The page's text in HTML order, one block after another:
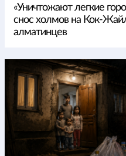
«Уничтожают легкие
снос холмов на Кок-
алматинцев